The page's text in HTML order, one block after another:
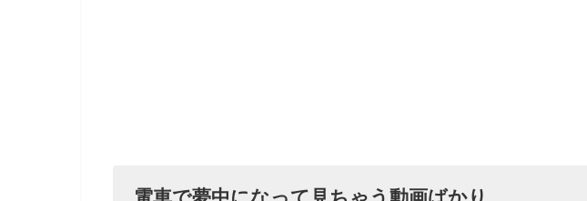
電車で夢中になって見ちゃう動画ばかり